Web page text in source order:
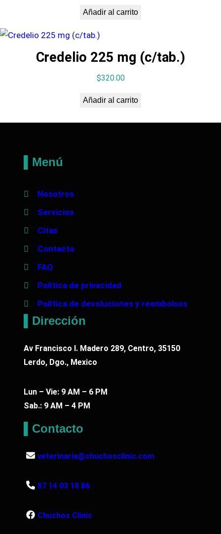
Añadir al carrito
Credelio 225 mg (c/tab.)
$320.00
Añadir al carrito
▌Menú
Nosotros
Servicios
Citas
Contacto
FAQ
Política de privacidad
Política de devoluciones y reembolsos
▌Dirección
Av Francisco I. Madero 289, Centro, 35150
Lerdo, Dgo., Mexico
Lun – Vie: 9 AM – 6 PM
Sab.: 9 AM – 4 PM
▌Contacto
veterinaria@chuchosclinic.com
87 14 03 18 86
Chuchos Clinic